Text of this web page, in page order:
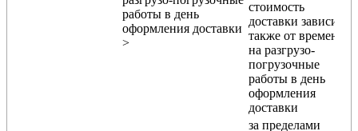
работы в день
оформления доставки
>
стоимость
доставки зависит
также от времени
на разгрузо-
погрузочные
работы в день
оформления
доставки
за пределами